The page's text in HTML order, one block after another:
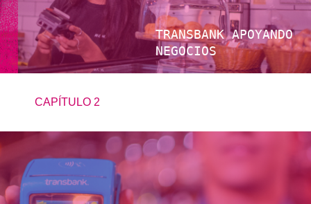
TRANSBANK APOYANDO
NEGOCIOS
CAPÍTULO 2